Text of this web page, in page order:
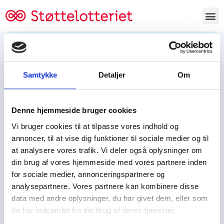
Samtykke Detaljer Om
Denne hjemmeside bruger cookies
Vi bruger cookies til at tilpasse vores indhold og
annoncer, til at vise dig funktioner til sociale medier og til
at analysere vores trafik. Vi deler også oplysninger om
din brug af vores hjemmeside med vores partnere inden
for sociale medier, annonceringspartnere og
analysepartnere. Vores partnere kan kombinere disse
data med andre oplysninger, du har givet dem, eller som
de har indsamlet fra din brug af deres tjenester.
Tjen penge og støt
Tjen penge til:
Spejdere/spejdergruppen/FDF’ere, m.fl.
Kontor
Tjenpengeogstoet.dk
Ejby Industrivej 91
DK – 2600 Glostrup
CVR: 19347508